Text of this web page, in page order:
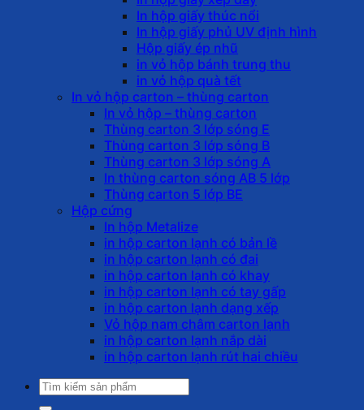
In hộp giấy thúc nổi
In hộp giấy phủ UV định hình
Hộp giấy ép nhũ
in vỏ hộp bánh trung thu
in vỏ hộp quà tết
In vỏ hộp carton – thùng carton
In vỏ hộp – thùng carton
Thùng carton 3 lớp sóng E
Thùng carton 3 lớp sóng B
Thùng carton 3 lớp sóng A
In thùng carton sóng AB 5 lớp
Thùng carton 5 lớp BE
Hộp cứng
In hộp Metalize
in hộp carton lạnh có bản lề
in hộp carton lạnh có đai
in hộp carton lạnh có khay
in hộp carton lạnh có tay gấp
in hộp carton lạnh dạng xếp
Vỏ hộp nam châm carton lạnh
in hộp carton lạnh nắp dài
in hộp carton lạnh rút hai chiều
Tìm
kiếm: